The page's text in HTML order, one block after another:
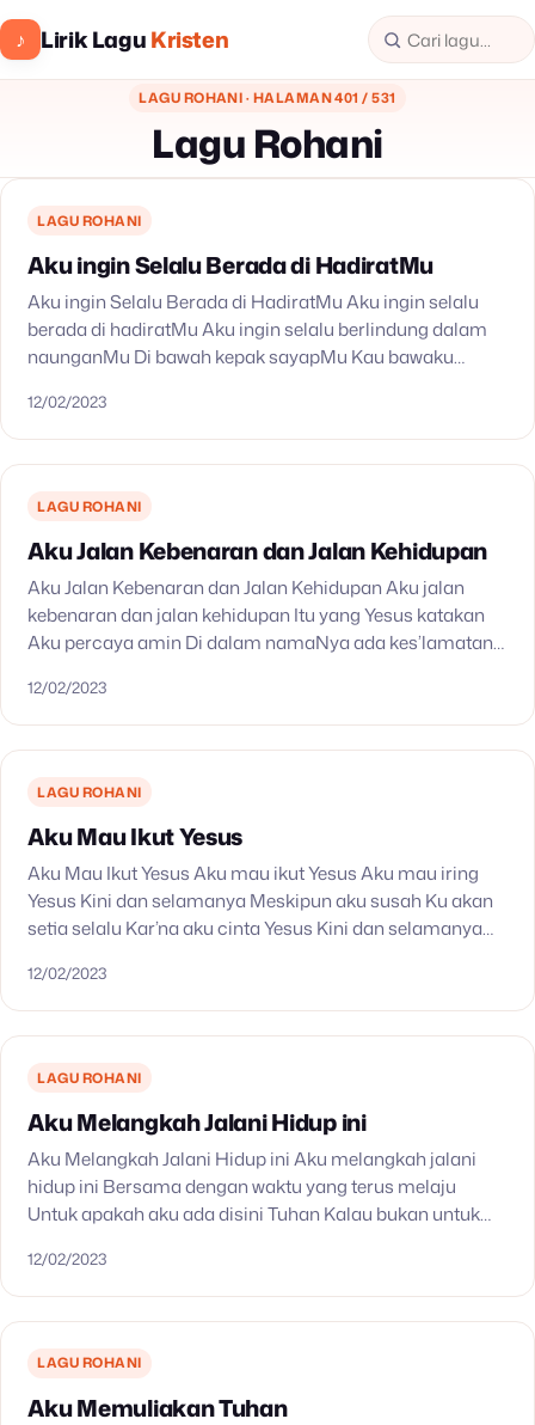
♪ Lirik LaguKristen
LAGU ROHANI · HALAMAN 401 / 531
Lagu Rohani
LAGU ROHANI
Aku ingin Selalu Berada di HadiratMu
Aku ingin Selalu Berada di HadiratMu Aku ingin selalu
berada di hadiratMu Aku ingin selalu berlindung dalam
naunganMu Di bawah kepak sayapMu Kau bawaku
Bagai…
12/02/2023
LAGU ROHANI
Aku Jalan Kebenaran dan Jalan Kehidupan
Aku Jalan Kebenaran dan Jalan Kehidupan Aku jalan
kebenaran dan jalan kehidupan Itu yang Yesus katakan
Aku percaya amin Di dalam namaNya ada kes’lamatan
Glory…
12/02/2023
LAGU ROHANI
Aku Mau Ikut Yesus
Aku Mau Ikut Yesus Aku mau ikut Yesus Aku mau iring
Yesus Kini dan selamanya Meskipun aku susah Ku akan
setia selalu Kar’na aku cinta Yesus Kini dan selamanya
12/02/2023
LAGU ROHANI
Aku Melangkah Jalani Hidup ini
Aku Melangkah Jalani Hidup ini Aku melangkah jalani
hidup ini Bersama dengan waktu yang terus melaju
Untuk apakah aku ada disini Tuhan Kalau bukan untuk
12/02/2023
LAGU ROHANI
Aku Memuliakan Tuhan